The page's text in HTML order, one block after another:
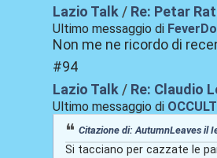
Lazio Talk/ Re: Petar
Ultimo messaggio di
Non me ne ricordo di
#94
Lazio Talk/ Re: Claudio
Ultimo messaggio di
Citazione di: AutumnLeaves il
Si tacciano per cazzate le